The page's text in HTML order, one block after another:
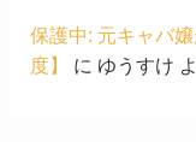
保護中: 元キャバ
度】
に ゆうすけ